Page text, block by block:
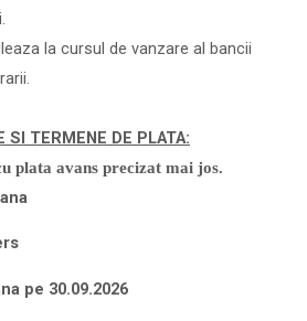
la cursul de vanzare al bancii
SI TERMENE DE PLATA:
plata avans precizat mai jos.
pe 30.09.2026